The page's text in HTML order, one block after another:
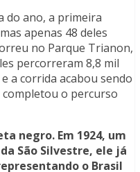
do ano, a primeira
apenas 48 deles
no Parque Trianon,
percorreram 8,8 mil
a corrida acabou sendo
completou o percurso
negro. Em 1924, um
São Silvestre, ele já
o Brasil